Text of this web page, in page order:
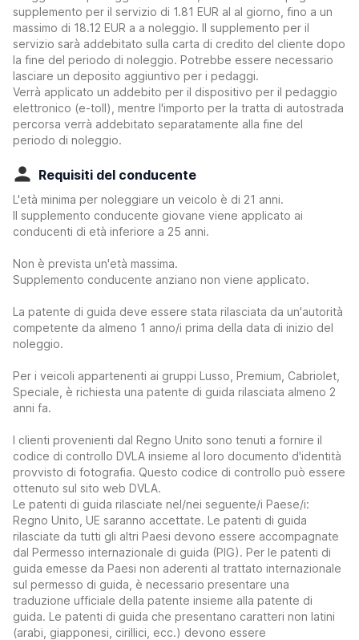
supplemento per il servizio di 1.81 EUR al al giorno, fino a un
massimo di 18.12 EUR a a noleggio. Il supplemento per il
servizio sarà addebitato sulla carta di credito del cliente dopo
la fine del periodo di noleggio. Potrebbe essere necessario
lasciare un deposito aggiuntivo per i pedaggi.
Verrà applicato un addebito per il dispositivo per il pedaggio
elettronico (e-toll), mentre l'importo per la tratta di autostrada
percorsa verrà addebitato separatamente alla fine del
periodo di noleggio.
Requisiti del conducente
L'età minima per noleggiare un veicolo è di 21 anni.
Il supplemento conducente giovane viene applicato ai
conducenti di età inferiore a 25 anni.
Non è prevista un'età massima.
Supplemento conducente anziano non viene applicato.
La patente di guida deve essere stata rilasciata da un'autorità
competente da almeno 1 anno/i prima della data di inizio del
noleggio.
Per i veicoli appartenenti ai gruppi Lusso, Premium, Cabriolet,
Speciale, è richiesta una patente di guida rilasciata almeno 2
anni fa.
I clienti provenienti dal Regno Unito sono tenuti a fornire il
codice di controllo DVLA insieme al loro documento d'identità
provvisto di fotografia. Questo codice di controllo può essere
ottenuto sul sito web DVLA.
Le patenti di guida rilasciate nel/nei seguente/i Paese/i:
Regno Unito, UE saranno accettate. Le patenti di guida
rilasciate da tutti gli altri Paesi devono essere accompagnate
dal Permesso internazionale di guida (PIG). Per le patenti di
guida emesse da Paesi non aderenti al trattato internazionale
sul permesso di guida, è necessario presentare una
traduzione ufficiale della patente insieme alla patente di
guida. Le patenti di guida che presentano caratteri non latini
(arabi, giapponesi, cirillici, ecc.) devono essere